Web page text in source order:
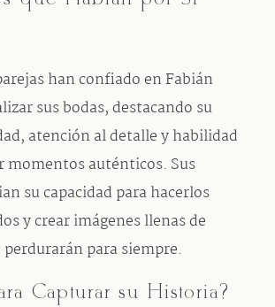
han confiado en Fabián
sus bodas, destacando su
atención al detalle y habilidad
momentos auténticos. Sus
su capacidad para hacerlos
y crear imágenes llenas de
para siempre.
Capturar su Historia?